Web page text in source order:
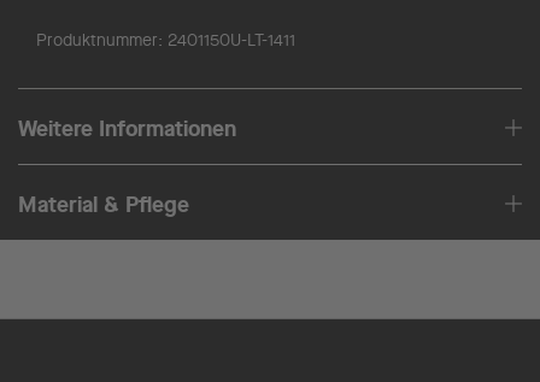
Produktnummer: 2401150U-LT-1411
Weitere Informationen
Material & Pflege